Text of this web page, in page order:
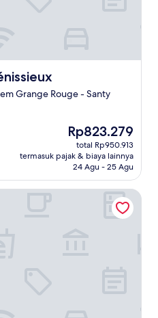
Grange Rouge - Santy
Harga
sekarang
Rp823.279
Rp823.279
total Rp950.913
termasuk pajak & biaya lainnya
24 Agu - 25 Agu
Garibaldi